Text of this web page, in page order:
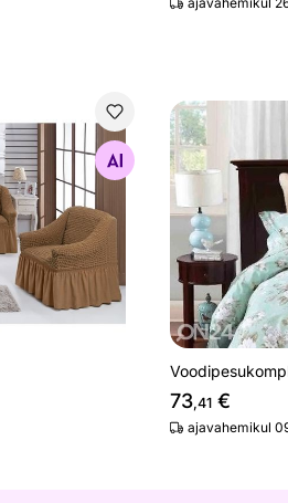
Otsi sarnaseid
73,41 €
ajavahemikul